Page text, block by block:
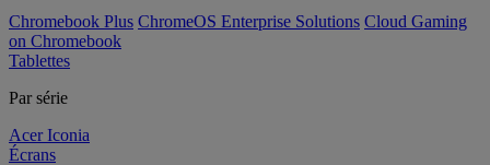
Chromebook Plus ChromeOS Enterprise Solutions Cloud Gaming
on Chromebook
Tablettes
Par série
Acer Iconia
Écrans